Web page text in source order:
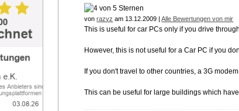
vonrazvz am 13.12.2009 |Alle Bewertungen von mir
This is useful for car PCs only if you drive
However, this is not useful for a Car PC if you
If you don't travel to other countries, a 3G
This can be useful for large buildings which